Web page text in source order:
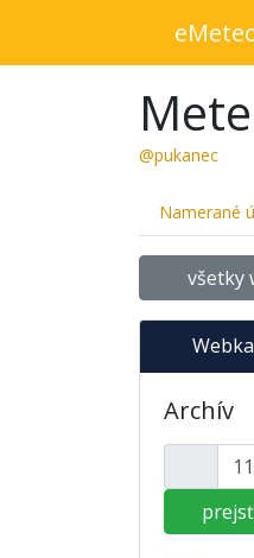
@pukanec
Namerané
všetky
Archív
prejsť